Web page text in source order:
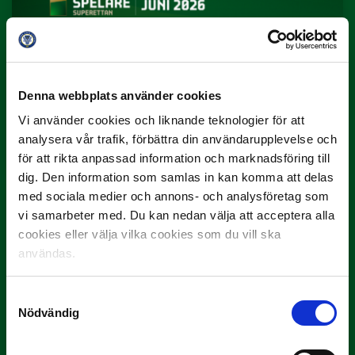
Denna webbplats använder cookies
Vi använder cookies och liknande teknologier för att
analysera vår trafik, förbättra din användarupplevelse och
för att rikta anpassad information och marknadsföring till
dig. Den information som samlas in kan komma att delas
med sociala medier och annons- och analysföretag som
vi samarbeter med. Du kan nedan välja att acceptera alla
cookies eller välja vilka cookies som du vill ska
användas.
Nödvändig
3 JULI
Rösta på Månadens Spelare i juni
Yttrar gör…
3 JULI